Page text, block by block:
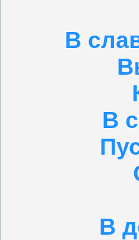
В
В
В